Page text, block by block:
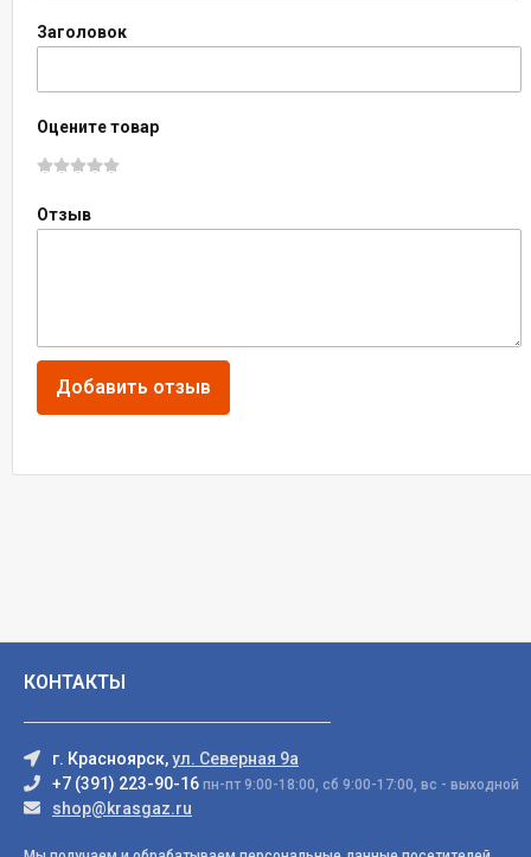
Заголовок
Оцените товар
Отзыв
КОНТАКТЫ
г. Красноярск,ул. Северная 9а
+7 (391) 223-90-16 пн-пт 9:00-18:00, сб 9:00-17:00, вс - выходной
shop@krasgaz.ru